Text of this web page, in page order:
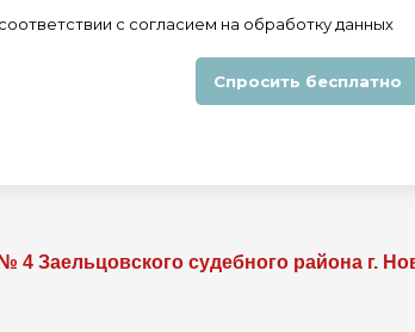
4 Заельцовского судебного района г.